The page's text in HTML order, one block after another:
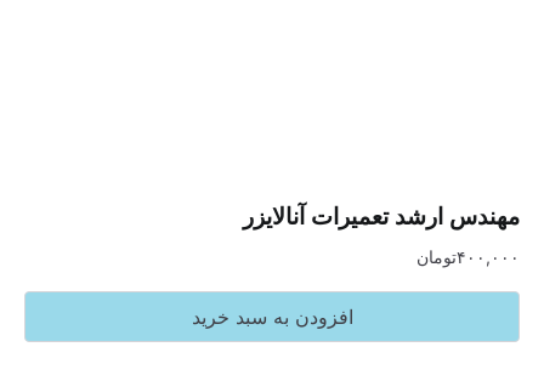
تعمیرات آنالایزر
تومان
افزودن به سبد خرید